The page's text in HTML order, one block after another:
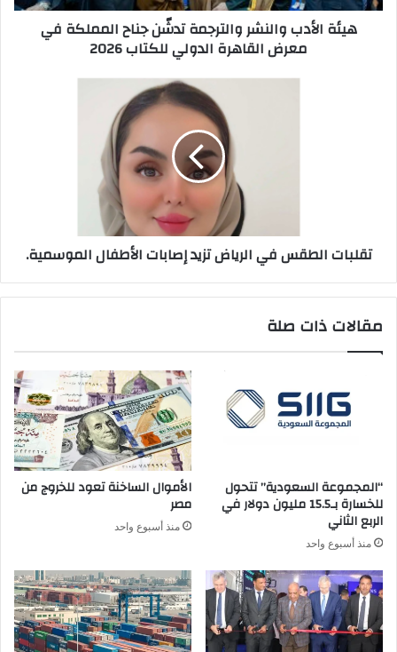
معرض
القاهرةهيئة الأدب والنشر والترجمة تدشّن جناح المملكة في
معرض القاهرة الدولي للكتاب 2026
تقلبات الطقس في الرياض تزيد إصابات الأطفال الموسمية.
مقالات ذات صلة
“المجموعة السعودية” تتحول
للخسارة بـ15.5 مليون دولار في
الربع الثاني
منذ أسبوع واحد
الأموال الساخنة تعود للخروج من
مصر
منذ أسبوع واحد